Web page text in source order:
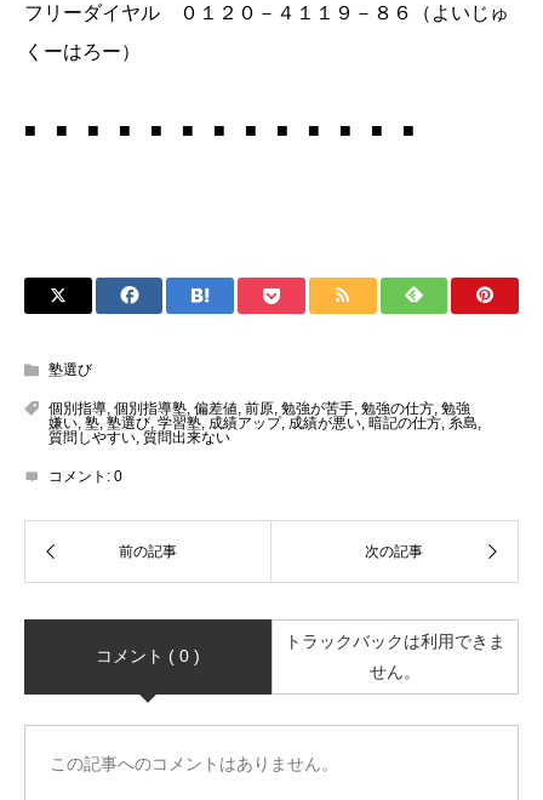
フリーダイヤル ０１２０－４１１９－８６（よいじゅ
くーはろー）
■ ■ ■ ■ ■ ■ ■ ■ ■ ■ ■ ■ ■
塾選び
個別指導, 個別指導塾, 偏差値, 前原, 勉強が苦手, 勉強の仕方, 勉強
嫌い, 塾, 塾選び, 学習塾, 成績アップ, 成績が悪い, 暗記の仕方, 糸島,
質問しやすい, 質問出来ない
コメント: 0
コメント ( 0 )
トラックバックは利用できま
せん。
この記事へのコメントはありません。